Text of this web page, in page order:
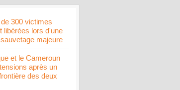
300 victimes
libérées lors d'une
majeure
et le Cameroun
après un
des deux